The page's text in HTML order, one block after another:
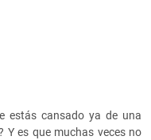
estás cansado ya de una
Y es que muchas veces no